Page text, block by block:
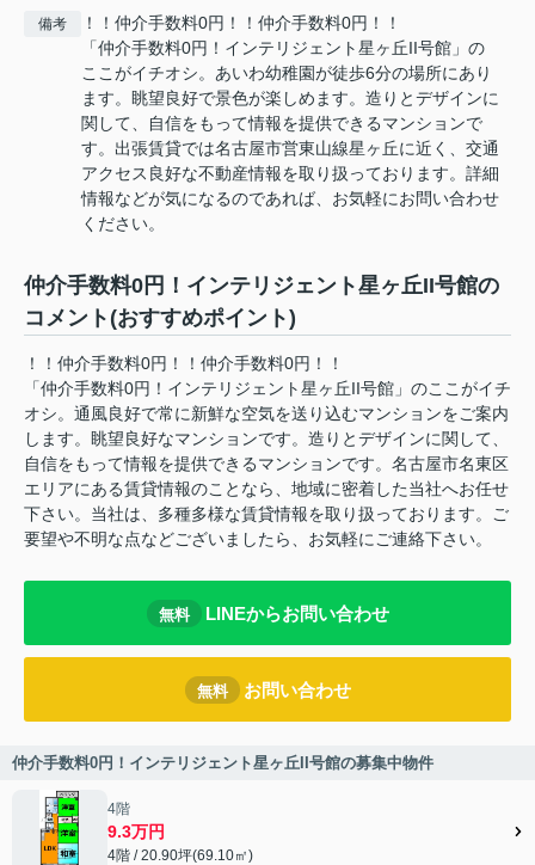
備考
！！仲介手数料0円！！仲介手数料0円！！
「仲介手数料0円！インテリジェント星ヶ丘II号館」の
ここがイチオシ。あいわ幼稚園が徒歩6分の場所にあり
ます。眺望良好で景色が楽しめます。造りとデザインに
関して、自信をもって情報を提供できるマンションで
す。出張賃貸では名古屋市営東山線星ヶ丘に近く、交通
アクセス良好な不動産情報を取り扱っております。詳細
情報などが気になるのであれば、お気軽にお問い合わせ
ください。
仲介手数料0円！インテリジェント星ヶ丘II号館の
コメント(おすすめポイント)
！！仲介手数料0円！！仲介手数料0円！！
「仲介手数料0円！インテリジェント星ヶ丘II号館」のここがイチ
オシ。通風良好で常に新鮮な空気を送り込むマンションをご案内
します。眺望良好なマンションです。造りとデザインに関して、
自信をもって情報を提供できるマンションです。名古屋市名東区
エリアにある賃貸情報のことなら、地域に密着した当社へお任せ
下さい。当社は、多種多様な賃貸情報を取り扱っております。ご
要望や不明な点などございましたら、お気軽にご連絡下さい。
無料 LINEからお問い合わせ
無料 お問い合わせ
仲介手数料0円！インテリジェント星ヶ丘II号館の募集中物件
4階
9.3万円
4階 / 20.90坪(69.10㎡)